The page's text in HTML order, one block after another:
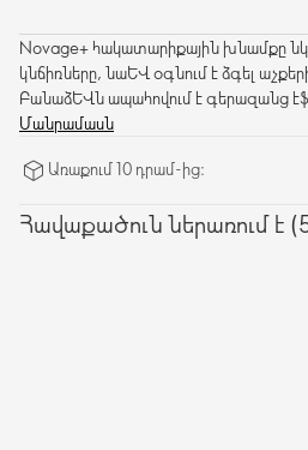
Novage+ հակատարիքային խնամքը
կնճիռները, նաև օգնում է ձգել
Բանաձևն ապահովում է գերազանց
դարձնելով էլ ավելի առաձգական:
Մանրամասն
Առաքում 10 դրամ-ից։
Հավաքածուն ներառում է